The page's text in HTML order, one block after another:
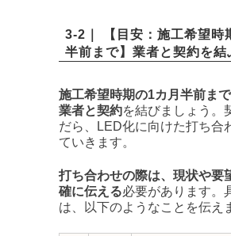
3-2｜ 【目安：施工希望時
半前まで】業者と契約を結
施工希望時期の1カ月半前まで
業者と契約を結びましょう。
だら、LED化に向けた打ち合
ていきます。
打ち合わせの際は、現状や要
確に伝える必要があります。
は、以下のようなことを伝え